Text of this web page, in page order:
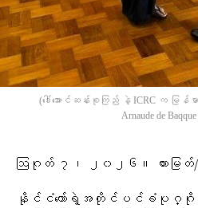
(​ဒေါ်​အောင်ဆန်းစုကြည် နဲ့ ICRC က မြ
Arnaude de
ဩဂုတ် ၇၊ ၂၀၂၆။ ထားမြတ်/
နိုင်ငံတော်ရဲ့အတိုင်ပင်ခံပုဂ္ဂိုလ်